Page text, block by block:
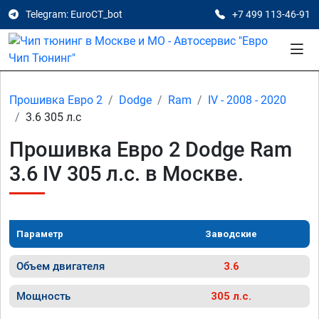
Telegram: EuroCT_bot +7 499 113-46-91
Прошивка Евро 2 Dodge Ram
IV - 2008 - 2020
3.6 305 л.с
Прошивка Евро 2 Dodge Ram
3.6 IV 305 л.с. в Москве.
Параметр Заводские
Объем двигателя 3.6
Мощность 305 л.с.